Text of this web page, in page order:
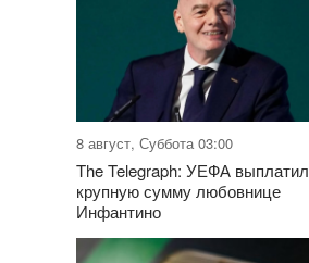
8 август, Суббота 03:00
The Telegraph: УЕФА выплатил
крупную сумму любовнице
Инфантино